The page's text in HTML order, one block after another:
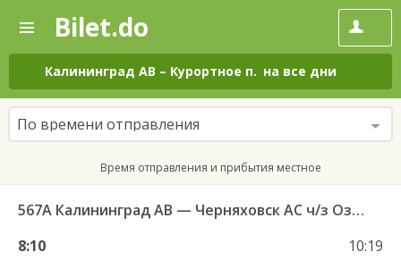
—
Поиск
и
покупка
билетов
на
автобус
онлайн
Bilet.do
Калининград АВ – Курортное п. на все дни
По времени отправления
Время отправления и прибытия местное
567А Калининград АВ — Черняховск АС ч/з Озерки п., Правдинск КДП, Железнодорожный КДП
8:10
10:19